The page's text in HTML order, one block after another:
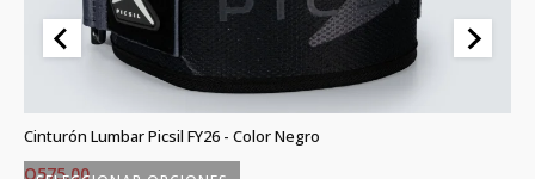
Cinturón Lumbar Picsil FY26 - Color Negro
Q575.00